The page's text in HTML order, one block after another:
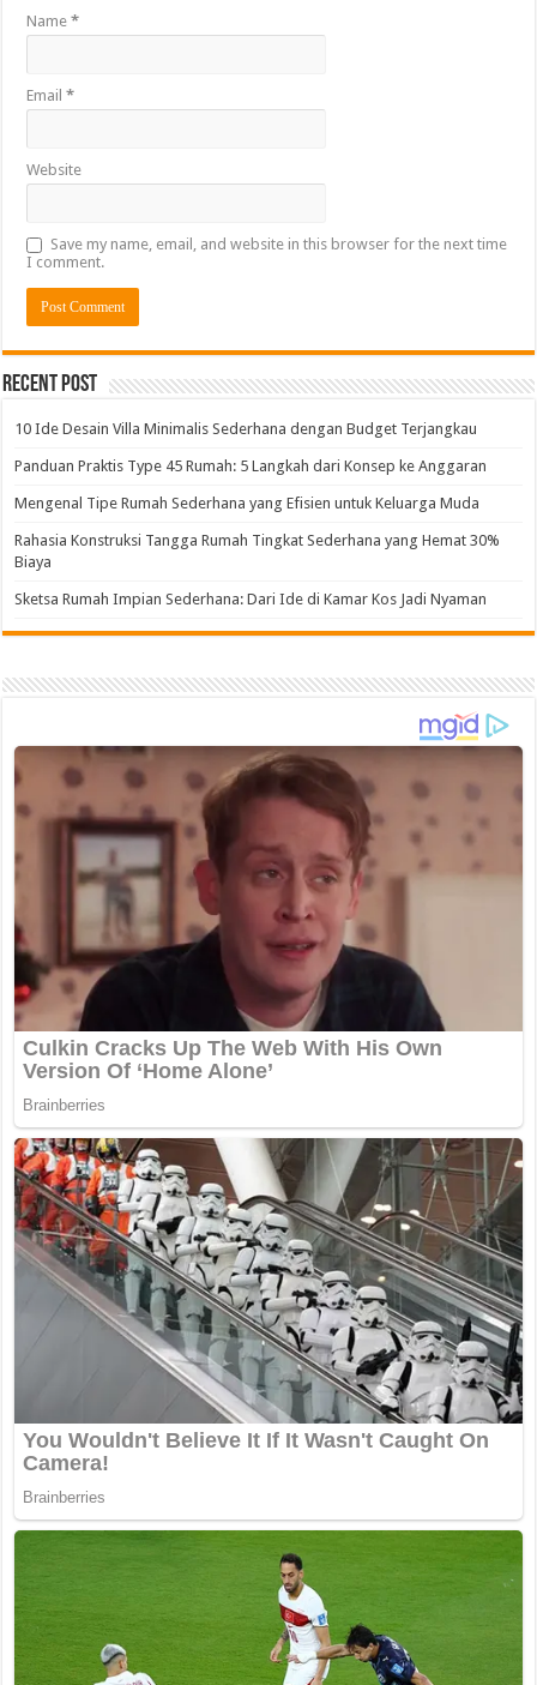
Name*
Email*
Website
Save my name, email, and website in this browser for the next time
I comment.
Alternative:
Recent Post
10 Ide Desain Villa Minimalis Sederhana dengan Budget Terjangkau
Panduan Praktis Type 45 Rumah: 5 Langkah dari Konsep ke Anggaran
Mengenal Tipe Rumah Sederhana yang Efisien untuk Keluarga Muda
Rahasia Konstruksi Tangga Rumah Tingkat Sederhana yang Hemat 30%
Biaya
Sketsa Rumah Impian Sederhana: Dari Ide di Kamar Kos Jadi Nyaman